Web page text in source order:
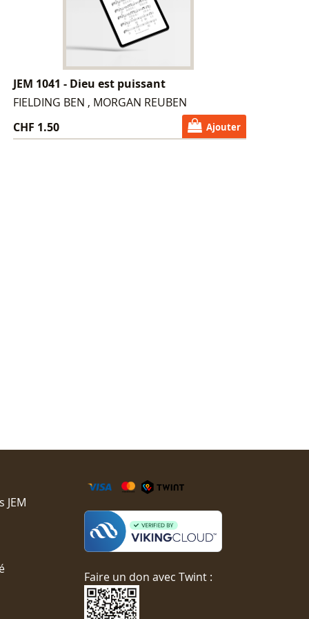
JEM 1041 - Dieu est puissant
FIELDING BEN , MORGAN REUBEN
CHF 1.50
Ajouter
Faire un don avec Twint :